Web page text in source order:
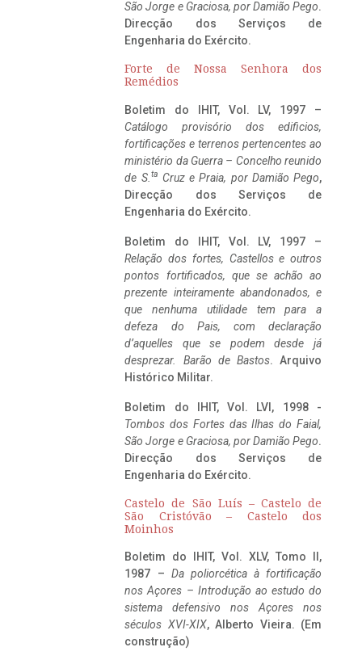
São Jorge e Graciosa, por Damião Pego.
Direcção dos Serviços de
Engenharia do Exército.
Forte de Nossa Senhora dos
Remédios
Boletim do IHIT, Vol. LV, 1997 –
Catálogo provisório dos edificios,
fortificações e terrenos pertencentes ao
ministério da Guerra – Concelho reunido
de S. ta Cruz e Praia, por Damião Pego,
Direcção dos Serviços de
Engenharia do Exército.
Boletim do IHIT, Vol. LV, 1997 –
Relação dos fortes, Castellos e outros
pontos fortificados, que se achão ao
prezente inteiramente abandonados, e
que nenhuma utilidade tem para a
defeza do Pais, com declaração
d’aquelles que se podem desde já
desprezar. Barão de Bastos. Arquivo
Histórico Militar.
Boletim do IHIT, Vol. LVI, 1998 -
Tombos dos Fortes das Ilhas do Faial,
São Jorge e Graciosa, por Damião Pego.
Direcção dos Serviços de
Engenharia do Exército.
Castelo de São Luís – Castelo de
São Cristóvão – Castelo dos
Moinhos
Boletim do IHIT, Vol. XLV, Tomo II,
1987 – Da poliorcética à fortificação
nos Açores – Introdução ao estudo do
sistema defensivo nos Açores nos
séculos XVI-XIX, Alberto Vieira. (Em
construção)